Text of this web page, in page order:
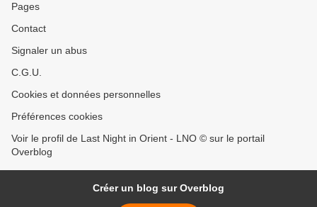
Pages
Contact
Signaler un abus
C.G.U.
Cookies et données personnelles
Préférences cookies
Voir le profil de Last Night in Orient - LNO © sur le portail
Overblog
Créer un blog sur Overblog